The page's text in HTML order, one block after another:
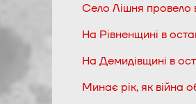
Село Лішня провело
На Рівненщині в
На Демидівщині в
Минає рік, як війна